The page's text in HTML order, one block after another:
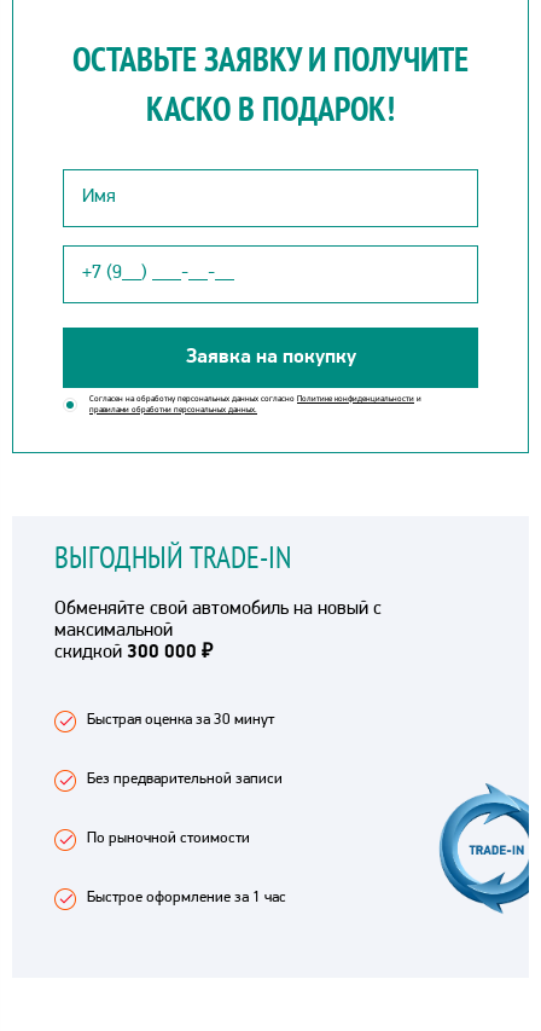
ОСТАВЬТЕ ЗАЯВКУ И ПОЛУЧИТЕ
КАСКО В ПОДАРОК!
Заявка на покупку
Согласен на обработку персональных данных согласно Политике конфиденциальности и
правилами обработки персональных данных.
ВЫГОДНЫЙ TRADE-IN
Обменяйте свой автомобиль на новый с
максимальной
скидкой 300 000 ₽
Быстрая оценка за 30 минут
Без предварительной записи
По рыночной стоимости
Быстрое оформление за 1 час